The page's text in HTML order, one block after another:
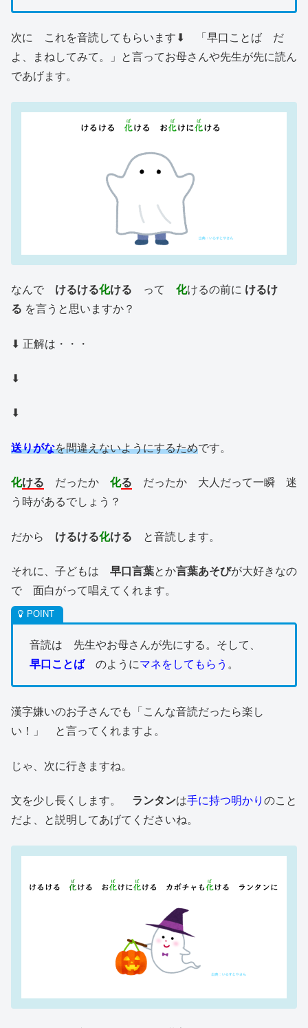
次に これを音読してもらいます⬇︎ 「早口ことば だ
よ、まねしてみて。」と言ってお母さんや先生が先に読ん
であげます。
なんで けるける化ける って 化けるの前に けるけ
る を言うと思いますか？
⬇︎ 正解は・・・
⬇︎
⬇︎
送りがなを間違えないようにするためです。
化ける だったか 化る だったか 大人だって一瞬 迷
う時があるでしょう？
だから けるける化ける と音読します。
それに、子どもは 早口言葉とか言葉あそびが大好きなの
で 面白がって唱えてくれます。
音読は 先生やお母さんが先にする。そして、
早口ことばのようにマネをしてもらう 。
漢字嫌いのお子さんでも「こんな音読だったら楽し
い！」 と言ってくれますよ。
じゃ、次に行きますね。
文を少し長くします。 ランタンは手に持つ明かり のこと
だよ、と説明してあげてくださいね。